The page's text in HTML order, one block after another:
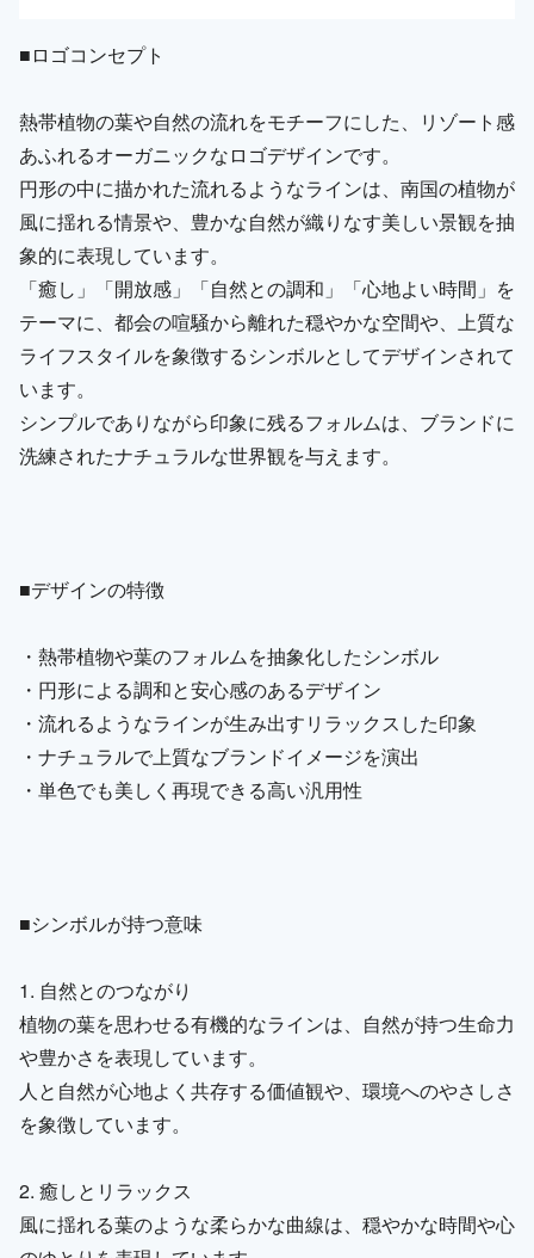
■ロゴコンセプト
熱帯植物の葉や自然の流れをモチーフにした、リゾート感
あふれるオーガニックなロゴデザインです。
円形の中に描かれた流れるようなラインは、南国の植物が
風に揺れる情景や、豊かな自然が織りなす美しい景観を抽
象的に表現しています。
「癒し」「開放感」「自然との調和」「心地よい時間」を
テーマに、都会の喧騒から離れた穏やかな空間や、上質な
ライフスタイルを象徴するシンボルとしてデザインされて
います。
シンプルでありながら印象に残るフォルムは、ブランドに
洗練されたナチュラルな世界観を与えます。
■デザインの特徴
・熱帯植物や葉のフォルムを抽象化したシンボル
・円形による調和と安心感のあるデザイン
・流れるようなラインが生み出すリラックスした印象
・ナチュラルで上質なブランドイメージを演出
・単色でも美しく再現できる高い汎用性
■シンボルが持つ意味
1. 自然とのつながり
植物の葉を思わせる有機的なラインは、自然が持つ生命力
や豊かさを表現しています。
人と自然が心地よく共存する価値観や、環境へのやさしさ
を象徴しています。
2. 癒しとリラックス
風に揺れる葉のような柔らかな曲線は、穏やかな時間や心